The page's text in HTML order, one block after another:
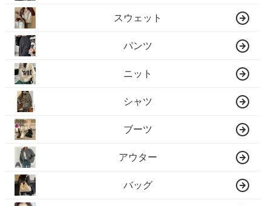
スウェット
パンツ
ニット
シャツ
ブーツ
アウター
バッグ